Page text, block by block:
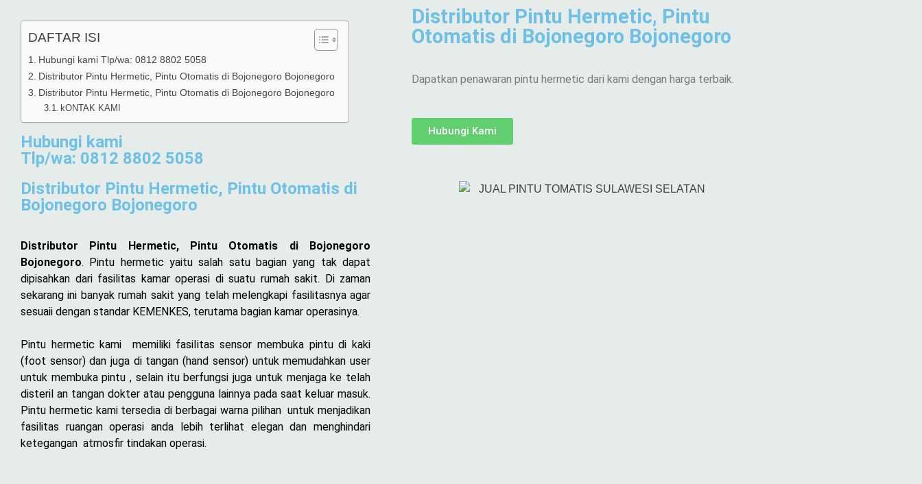
DAFTAR ISI
Hubungi kami Tlp/wa: 0812 8802 5058
Distributor Pintu Hermetic, Pintu Otomatis di Bojonegoro Bojonegoro
Distributor Pintu Hermetic, Pintu Otomatis di Bojonegoro Bojonegoro
kONTAK KAMI
Hubungi kami
Tlp/wa: 0812 8802 5058
Distributor Pintu Hermetic, Pintu
Otomatis di Bojonegoro Bojonegoro
Dapatkan penawaran pintu hermetic dari kami dengan harga terbaik.
Hubungi Kami
Distributor Pintu Hermetic, Pintu Otomatis di
Bojonegoro Bojonegoro
Distributor Pintu Hermetic, Pintu Otomatis di Bojonegoro
Bojonegoro. Pintu hermetic yaitu salah satu bagian yang tak dapat
dipisahkan dari fasilitas kamar operasi di suatu rumah sakit. Di zaman
sekarang ini banyak rumah sakit yang telah melengkapi fasilitasnya agar
sesuaii dengan standar KEMENKES, terutama bagian kamar operasinya.
Pintu hermetic kami memiliki fasilitas sensor membuka pintu di kaki
(foot sensor) dan juga di tangan (hand sensor) untuk memudahkan user
untuk membuka pintu , selain itu berfungsi juga untuk menjaga ke telah
disteril an tangan dokter atau pengguna lainnya pada saat keluar masuk.
Pintu hermetic kami tersedia di berbagai warna pilihan untuk menjadikan
fasilitas ruangan operasi anda lebih terlihat elegan dan menghindari
ketegangan atmosfir tindakan operasi.